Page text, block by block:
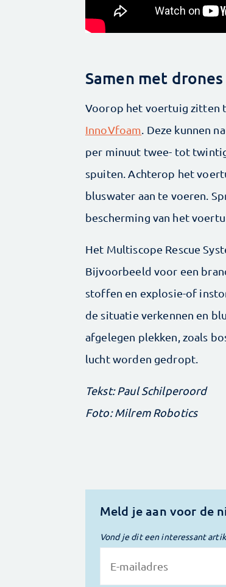
Samen met drones
Voorop het voertuig zitten
InnoVfoam . Deze kunnen
per minuut twee- tot
spuiten. Achterop het
bluswater aan te voeren.
bescherming van het
Het Multiscope Rescue
Bijvoorbeeld voor een
stoffen en explosie-of
de situatie verkennen en
afgelegen plekken, zoals
lucht worden gedropt.
Tekst: Paul Schilperoord
Foto: Milrem Robotics
Meld je aan voor de
Vond je dit een interessant